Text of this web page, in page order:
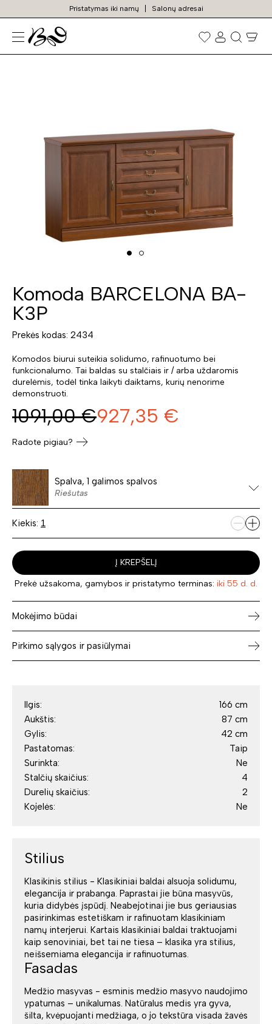
Pristatymas iki namų Salonų adresai
Prekių
paieška
N
Komoda BARCELONA BA-
K3P
Prekės kodas: 2434
Komodos biurui suteikia solidumo, rafinuotumo bei
funkcionalumo. Tai baldas su stalčiais ir / arba uždaromis
durelėmis, todėl tinka laikyti daiktams, kurių nenorime
demonstruoti.
1091,00 €927,35 €
Radote pigiau?
Spalva, 1 galimos spalvos
Riešutas
Kiekis:
Į KREPŠELĮ
Prekė užsakoma, gamybos ir pristatymo terminas: iki 55 d. d.
Mokėjimo būdai
Pirkimo sąlygos ir pasiūlymai
Ilgis:
166 cm
Aukštis:
87 cm
Gylis:
42 cm
Pastatomas:
Taip
Surinkta:
Ne
Stalčių skaičius:
4
Durelių skaičius:
2
Kojelės:
Ne
Stilius
Klasikinis stilius - Klasikiniai baldai alsuoja solidumu,
elegancija ir prabanga. Paprastai jie būna masyvūs,
kuria didybės įspūdį. Neabejotinai jie bus geriausias
pasirinkimas estetiškam ir rafinuotam klasikiniam
namų interjerui. Kartais klasikiniai baldai traktuojami
kaip senoviniai, bet tai ne tiesa – klasika yra stilius,
neišsemiama elegancija ir rafinuotumas.
Fasadas
Medžio masyvas - esminis medžio masyvo naudojimo
ypatumas – unikalumas. Natūralus medis yra gyva,
šilta, kvėpuojanti medžiaga, o jo tekstūra visada žavės